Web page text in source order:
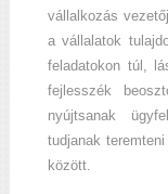
vállalkozás
a vállalatok
feladatokon túl,
fejlesszék
nyújtsanak
tudjanak
között.